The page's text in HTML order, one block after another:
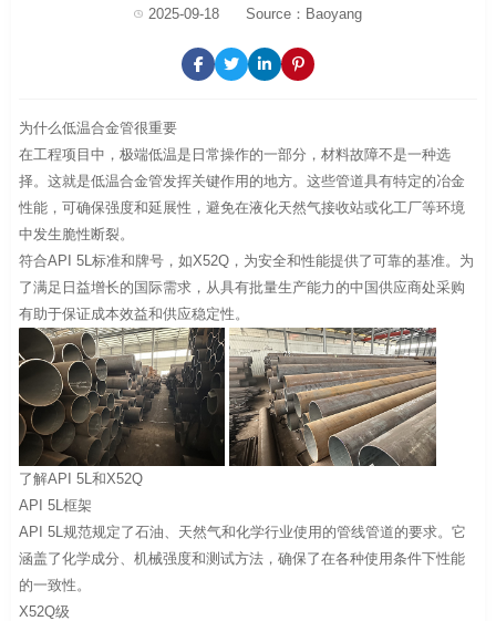
2025-09-18 Source：Baoyang
为什么低温合金管很重要
在工程项目中，极端低温是日常操作的一部分，材料故障不是一种选
择。这就是低温合金管发挥关键作用的地方。这些管道具有特定的冶金
性能，可确保强度和延展性，避免在液化天然气接收站或化工厂等环境
中发生脆性断裂。
符合API 5L标准和牌号，如X52Q，为安全和性能提供了可靠的基准。为
了满足日益增长的国际需求，从具有批量生产能力的中国供应商处采购
有助于保证成本效益和供应稳定性。
了解API 5L和X52Q
API 5L框架
API 5L规范规定了石油、天然气和化学行业使用的管线管道的要求。它
涵盖了化学成分、机械强度和测试方法，确保了在各种使用条件下性能
的一致性。
X52Q级